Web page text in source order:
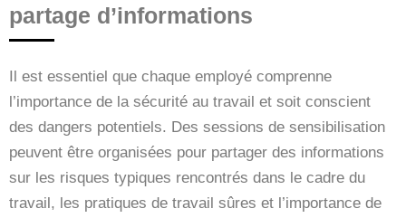
partage d’informations
Il est essentiel que chaque employé comprenne
l’importance de la sécurité au travail et soit conscient
des dangers potentiels. Des sessions de sensibilisation
peuvent être organisées pour partager des informations
sur les risques typiques rencontrés dans le cadre du
travail, les pratiques de travail sûres et l’importance de